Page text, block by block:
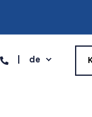
de